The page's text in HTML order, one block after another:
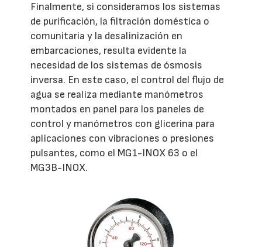
Finalmente, si consideramos los sistemas
de purificación, la filtración doméstica o
comunitaria y la desalinización en
embarcaciones, resulta evidente la
necesidad de los sistemas de ósmosis
inversa. En este caso, el control del flujo de
agua se realiza mediante manómetros
montados en panel para los paneles de
control y manómetros con glicerina para
aplicaciones con vibraciones o presiones
pulsantes, como el MG1-INOX 63 o el
MG3B-INOX.